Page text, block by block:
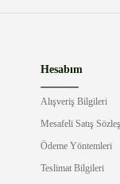
Hesabım
Alışveriş Bilgileri
Mesafeli Satış
Ödeme Yöntemleri
Teslimat Bilgileri